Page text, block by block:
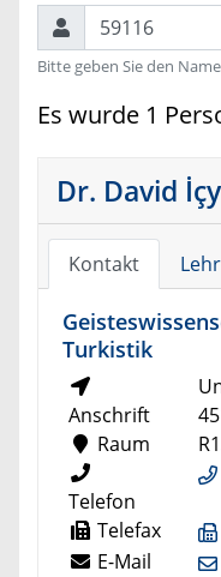
Suchen
Bitte geben Sie den
Es wurde 1
Dr. David
Kontakt
Turkistik
Anschrift
Raum
Telefon
Telefax
E-Mail